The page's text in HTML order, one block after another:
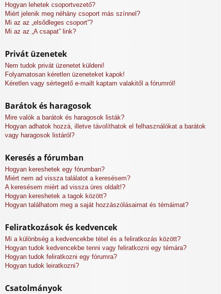
Hogyan lehetek csoportvezető?
Miért jelenik meg néhány csoport más színnel?
Mi az az „elsődleges csoport”?
Mi az az „A csapat” link?
Privát üzenetek
Nem tudok privát üzenetet küldeni!
Folyamatosan kéretlen üzeneteket kapok!
Kéretlen vagy sértegető e-mailt kaptam valakitől a fórumról!
Barátok és haragosok
Mire valók a barátok és haragosok listák?
Hogyan adhatok hozzá, illetve távolíthatok el felhasználókat a barátok
vagy haragosok listáról?
Keresés a fórumban
Hogyan kereshetek egy fórumban?
Miért nem ad vissza találatot a keresésem?
A keresésem miért ad vissza üres oldalt!?
Hogyan kereshetek a tagok között?
Hogyan találhatom meg a saját hozzászólásaimat és témáimat?
Feliratkozások és kedvencek
Mi a különbség a kedvencekbe tétel és a feliratkozás között?
Hogyan tudok kedvencekbe tenni vagy feliratkozni egy témára?
Hogyan tudok feliratkozni egy fórumra?
Hogyan tudok leiratkozni?
Csatolmányok